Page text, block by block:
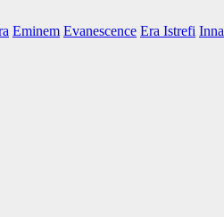
Eminem Evanescence Era Istrefi Inna